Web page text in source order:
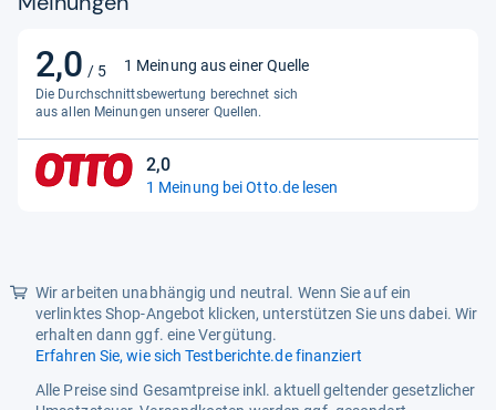
Gewicht
Gesamtgewicht 3.30 kg
Funktionalitäten
Navigationssystem, Teppich-
Boost, Wischfunktion,
automatisches Aufladen
Navigation Laser
Sprachassistent Alexa, Google Assistant
2,0 / 5
2,0
von
5
Sternen
1 Meinung aus einer Quelle
Die Durchschnittsbewertung berechnet sich
aus allen Meinungen unserer Quellen.
2,0
2,0
von
1 Meinung bei Otto.de lesen
Wir arbeiten unabhängig und neutral. Wenn Sie auf ein
verlinktes Shop-Angebot klicken, unterstützen Sie uns dabei. Wir
erhalten dann ggf. eine Vergütung.
Erfahren Sie, wie sich Testberichte.de finanziert
Alle Preise sind Gesamtpreise inkl. aktuell geltender gesetzlicher